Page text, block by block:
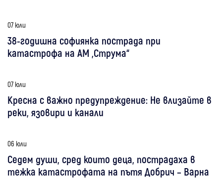
07 юли
38-годишна софиянка пострада при
катастрофа на АМ „Струма“
07 юли
Кресна с важно предупреждение: Не влизайте в
реки, язовири и канали
06 юли
Седем души, сред които деца, пострадаха в
тежка катастрофата на пътя Добрич – Варна